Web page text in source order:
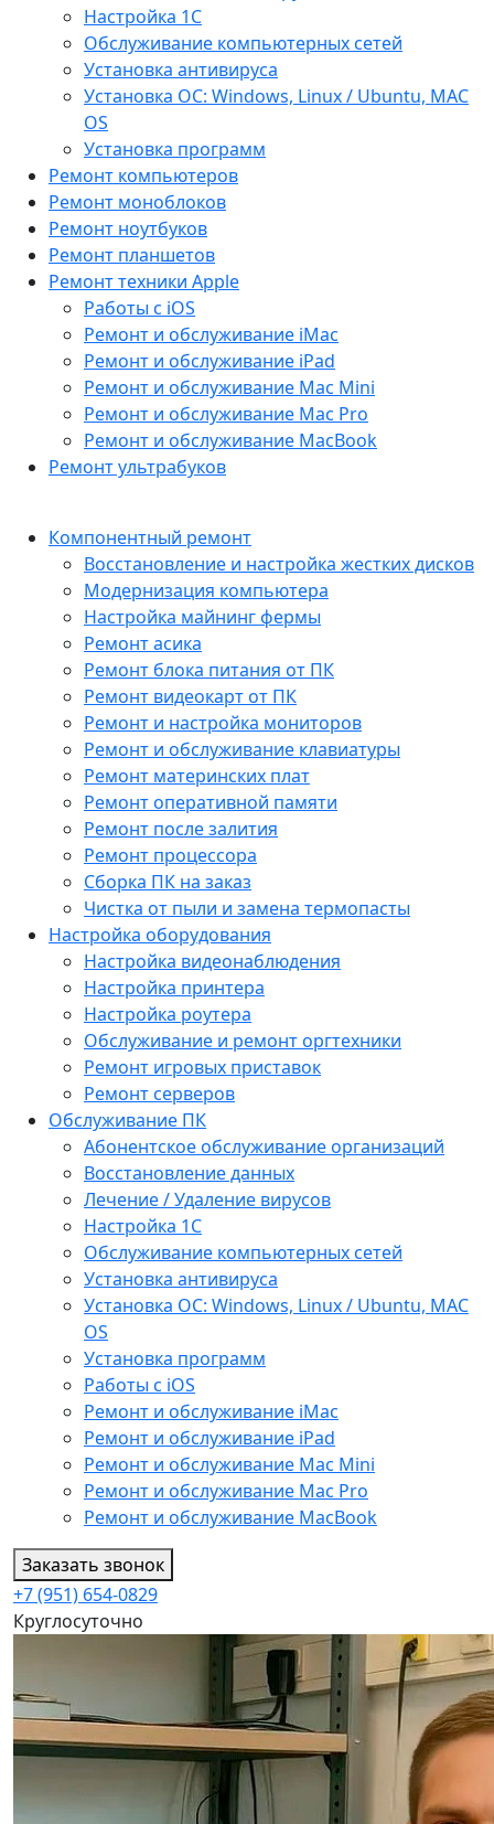
Настройка 1С
Обслуживание компьютерных сетей
Установка антивируса
Установка ОС: Windows, Linux / Ubuntu, МАС
OS
Установка программ
Ремонт компьютеров
Ремонт моноблоков
Ремонт ноутбуков
Ремонт планшетов
Ремонт техники Apple
Работы с iOS
Ремонт и обслуживание iMac
Ремонт и обслуживание iPad
Ремонт и обслуживание Mac Mini
Ремонт и обслуживание Mac Pro
Ремонт и обслуживание MacBook
Ремонт ультрабуков
Компонентный ремонт
Восстановление и настройка жестких дисков
Модернизация компьютера
Настройка майнинг фермы
Ремонт асика
Ремонт блока питания от ПК
Ремонт видеокарт от ПК
Ремонт и настройка мониторов
Ремонт и обслуживание клавиатуры
Ремонт материнских плат
Ремонт оперативной памяти
Ремонт после залития
Ремонт процессора
Сборка ПК на заказ
Чистка от пыли и замена термопасты
Настройка оборудования
Настройка видеонаблюдения
Настройка принтера
Настройка роутера
Обслуживание и ремонт оргтехники
Ремонт игровых приставок
Ремонт серверов
Обслуживание ПК
Абонентское обслуживание организаций
Восстановление данных
Лечение / Удаление вирусов
Настройка 1С
Обслуживание компьютерных сетей
Установка антивируса
Установка ОС: Windows, Linux / Ubuntu, МАС
OS
Установка программ
Работы с iOS
Ремонт и обслуживание iMac
Ремонт и обслуживание iPad
Ремонт и обслуживание Mac Mini
Ремонт и обслуживание Mac Pro
Ремонт и обслуживание MacBook
Заказать звонок
+7 (951) 654-0829
Круглосуточно